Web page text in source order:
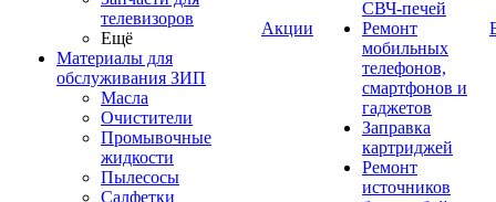
телевизоров
Ещё
Материалы для
обслуживания ЗИП
Масла
Очистители
Промывочные
жидкости
Пылесосы
Салфетки
Акции
СВЧ-печей
Ремонт
мобильных
телефонов,
смартфонов и
гаджетов
Заправка
картриджей
Ремонт
источников